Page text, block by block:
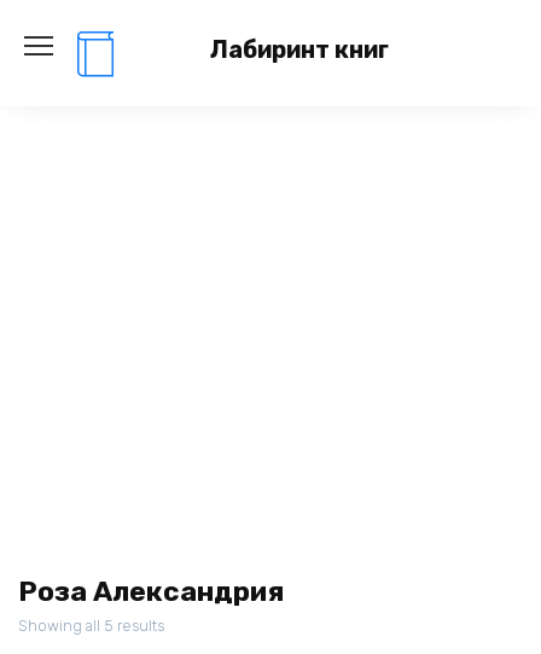
содержанию
Лабиринт книг
Роза Александрия
Showing all 5 results